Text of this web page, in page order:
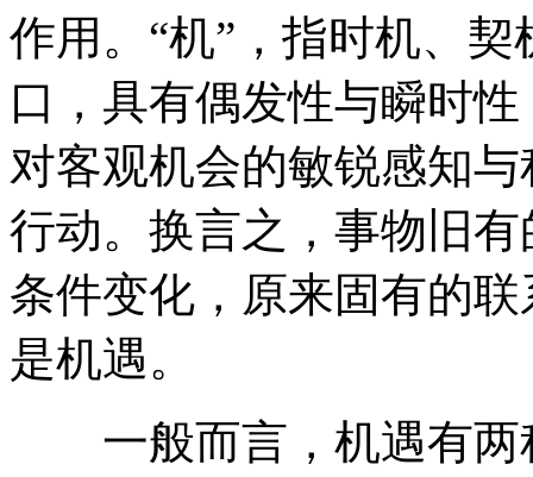
作用。“机”，指时机、
口，具有偶发性与瞬时
对客观机会的敏锐感知
行动。换言之，事物旧
条件变化，原来固有的
是机遇。
一般而言，机遇有两